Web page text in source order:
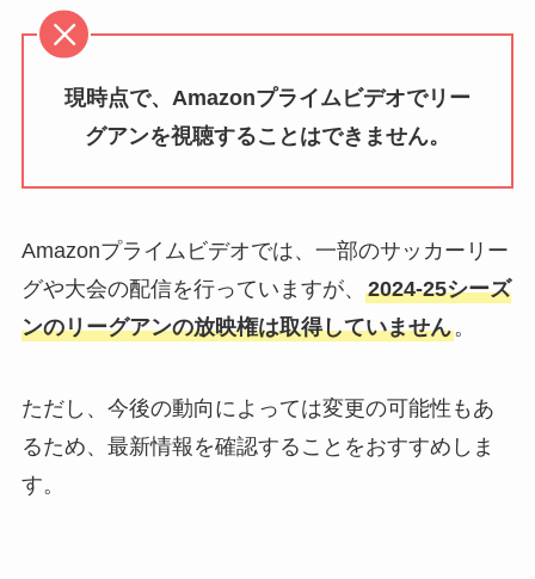
現時点で、Amazonプライムビデオでリー
グアンを視聴することはできません。
Amazonプライムビデオでは、一部のサッカーリー
グや大会の配信を行っていますが、 2024-25シーズ
ンのリーグアンの放映権は取得していません。
ただし、今後の動向によっては変更の可能性もあ
るため、最新情報を確認することをおすすめしま
す。